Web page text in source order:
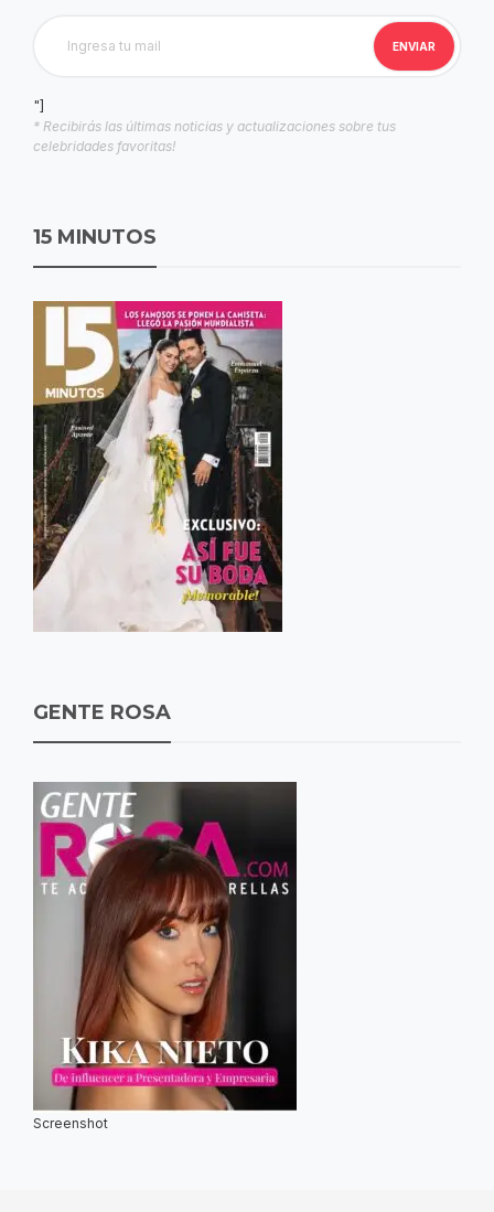
"]
* Recibirás las últimas noticias y actualizaciones sobre tus
celebridades favoritas!
15 MINUTOS
GENTE ROSA
Screenshot